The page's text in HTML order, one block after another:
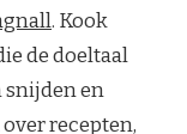
. Kook
de doeltaal
en
recepten,